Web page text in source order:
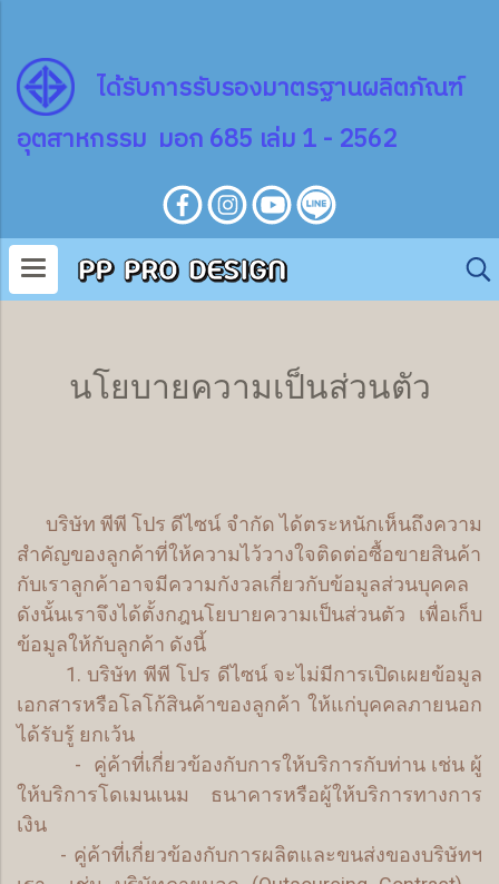
ได้รับการรับรองมาตรฐานผลิตภัณฑ์
อุตสาหกรรม มอก 685 เล่ม 1 - 2562
นโยบายความเป็นส่วนตัว
บริษัท พีพี โปร ดีไซน์ จำกัด ได้ตระหนักเห็นถึงความ
สำคัญของลูกค้าที่ให้ความไว้วางใจติดต่อซื้อขายสินค้า
กับเราลูกค้าอาจมีความกังวลเกี่ยวกับข้อมูลส่วนบุคคล
ดังนั้นเราจึงได้ตั้งกฎนโยบายความเป็นส่วนตัว เพื่อเก็บ
ข้อมูลให้กับลูกค้า ดังนี้
1. บริษัท พีพี โปร ดีไซน์ จะไม่มีการเปิดเผยข้อมูล
เอกสารหรือโลโก้สินค้าของลูกค้า ให้แก่บุคคลภายนอก
ได้รับรู้ ยกเว้น
- คู่ค้าที่เกี่ยวข้องกับการให้บริการกับท่าน เช่น ผู้
ให้บริการโดเมนเนม ธนาคารหรือผู้ให้บริการทางการ
เงิน
- คู่ค้าที่เกี่ยวข้องกับการผลิตและขนส่งของบริษัทฯ